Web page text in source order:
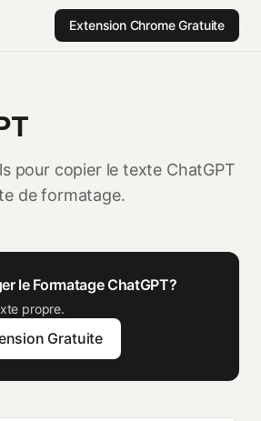
Extension Chrome Gratuite
pour copier le texte ChatGPT
de formatage.
le Formatage ChatGPT?
propre.
Gratuite